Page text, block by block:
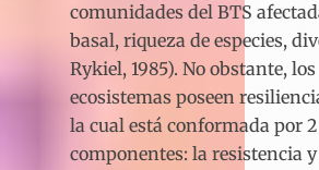
comunidades del BTS
basal, riqueza de especies,
Rykiel, 1985). No obstante, los
ecosistemas poseen
la cual está conformada por 2
componentes: la resistencia